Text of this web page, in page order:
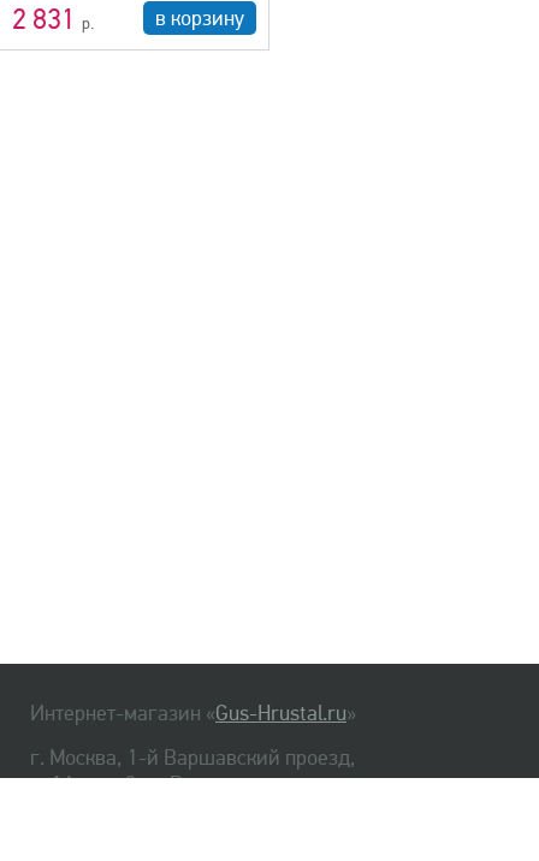
2 831 в корзину
Интернет-магазин «Gus-Hrustal.ru»
г. Москва, 1-й Варшавский проезд,
д. 1А, стр. 3, м. Варшавская